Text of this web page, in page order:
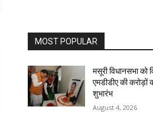
MOST POPULAR
मसूरी विधानसभा को
एमडीडीए की करोड़ों
शुभारंभ
August 4, 2026